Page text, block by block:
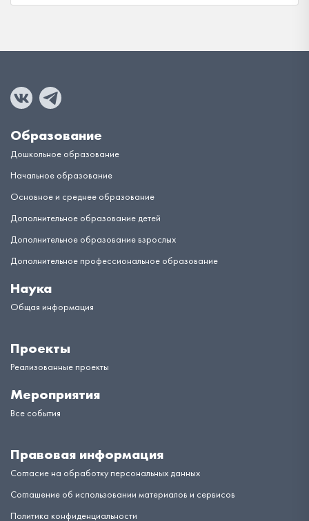
Образование
Дошкольное образование
Начальное образование
Основное и среднее образование
Дополнительное образование детей
Дополнительное образование взрослых
Дополнительное профессиональное образование
Наука
Общая информация
Проекты
Реализованные проекты
Мероприятия
Все события
Правовая информация
Согласие на обработку персональных данных
Соглашение об использовании материалов и сервисов
Политика конфиденциальности